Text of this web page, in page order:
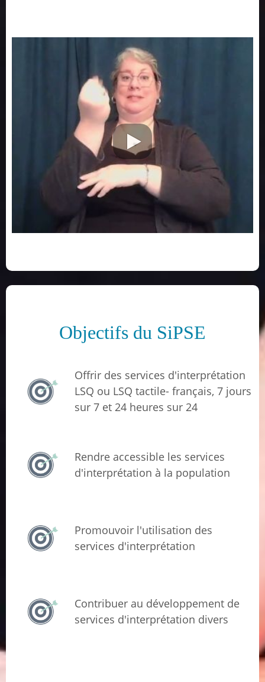
Objectifs du SiPSE
Offrir des services d'interprétation
LSQ ou LSQ tactile- français, 7 jours
sur 7 et 24 heures sur 24
Rendre accessible les services
d'interprétation à la population
Promouvoir l'utilisation des
services d'interprétation
Contribuer au développement de
services d'interprétation divers